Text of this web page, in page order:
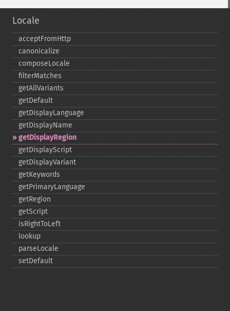
Locale
acceptFromHttp
canonicalize
composeLocale
filterMatches
getAllVariants
getDefault
getDisplayLanguage
getDisplayName
getDisplayRegion
getDisplayScript
getDisplayVariant
getKeywords
getPrimaryLanguage
getRegion
getScript
isRightToLeft
lookup
parseLocale
setDefault